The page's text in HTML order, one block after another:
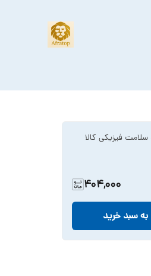
سلامت فیزیکی کالا
404,000
به سبد خرید